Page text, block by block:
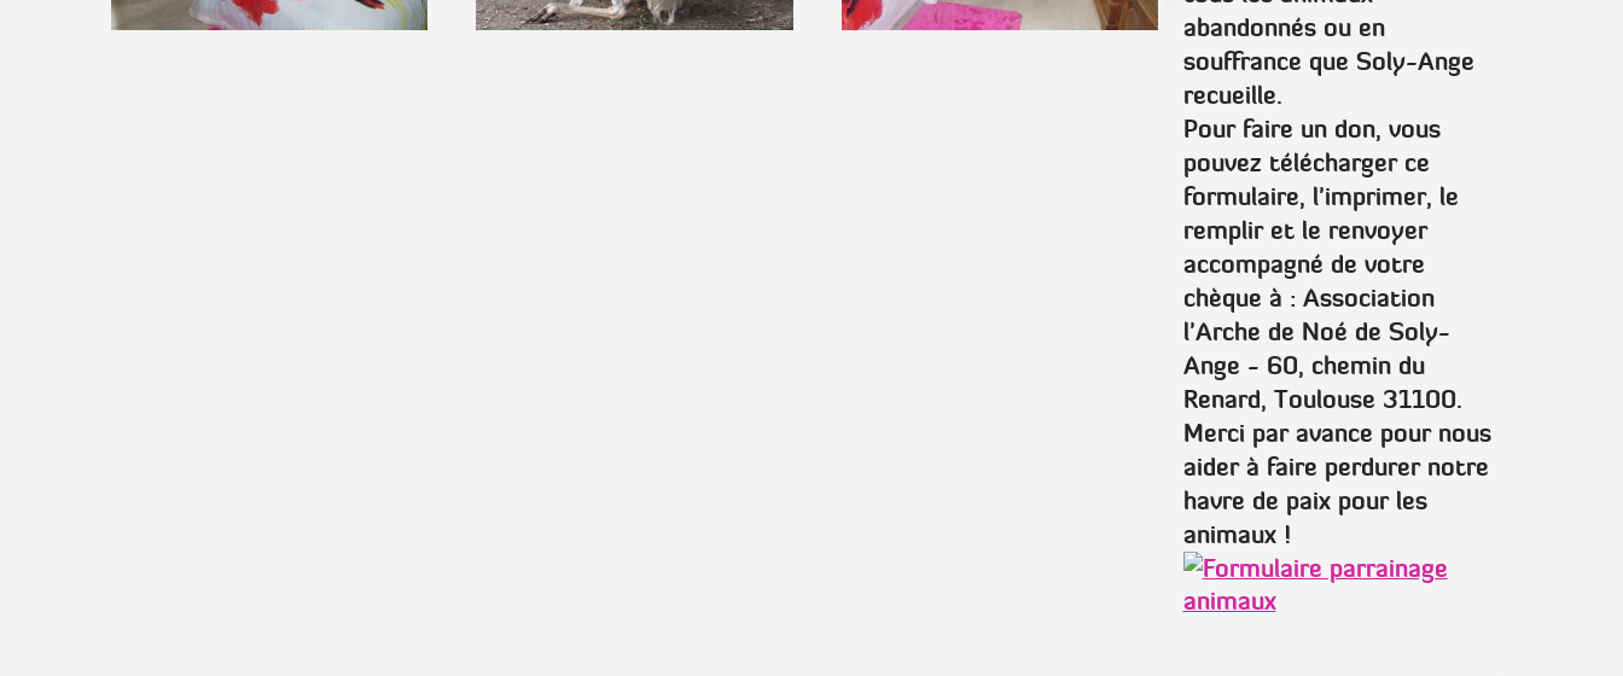
abandonnés ou en
souffrance que Soly-Ange
recueille.
Pour faire un don, vous
pouvez télécharger ce
formulaire, l'imprimer, le
remplir et le renvoyer
accompagné de votre
chèque à : Association
l'Arche de Noé de Soly-
Ange - 60, chemin du
Renard, Toulouse 31100.
Merci par avance pour nous
aider à faire perdurer notre
havre de paix pour les
animaux !